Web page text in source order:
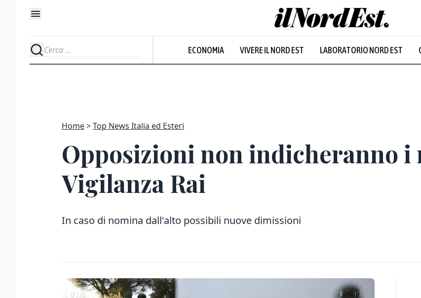
ECONOMIA VIVERE IL NORD EST LABORATORIO NORD EST
Home Top News Italia ed Esteri
Opposizioni non indicheranno
Vigilanza Rai
In caso di nomina dall'alto possibili nuove dimissioni